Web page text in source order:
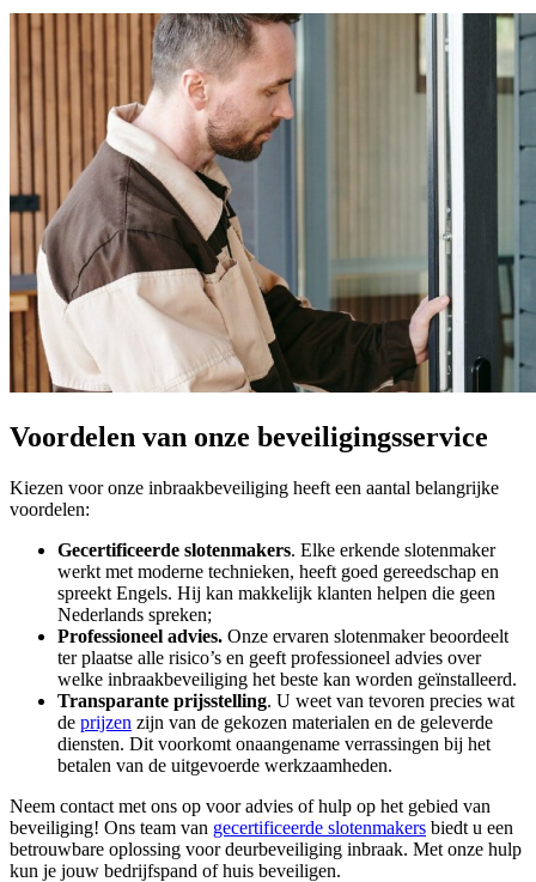
Voordelen van onze beveiligingsservice
Kiezen voor onze inbraakbeveiliging heeft een aantal belangrijke
voordelen:
Gecertificeerde slotenmakers. Elke erkende slotenmaker
werkt met moderne technieken, heeft goed gereedschap en
spreekt Engels. Hij kan makkelijk klanten helpen die geen
Nederlands spreken;
Professioneel advies. Onze ervaren slotenmaker beoordeelt
ter plaatse alle risico’s en geeft professioneel advies over
welke inbraakbeveiliging het beste kan worden geïnstalleerd.
Transparante prijsstelling. U weet van tevoren precies wat
de prijzen zijn van de gekozen materialen en de geleverde
diensten. Dit voorkomt onaangename verrassingen bij het
betalen van de uitgevoerde werkzaamheden.
Neem contact met ons op voor advies of hulp op het gebied van
beveiliging! Ons team van gecertificeerde slotenmakers biedt u een
betrouwbare oplossing voor deurbeveiliging inbraak. Met onze hulp
kun je jouw bedrijfspand of huis beveiligen.